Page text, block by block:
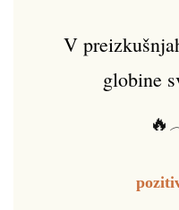
V
globine